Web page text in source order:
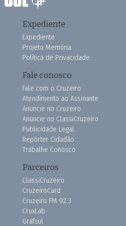
Expediente
Expediente
Projeto Memória
Política de Privacidade
Fale conosco
Fale com o Cruzeiro
Atendimento ao Assinante
Anuncie no Cruzeiro
Anuncie no ClassiCruzeiro
Publicidade Legal
Repórter Cidadão
Trabalhe Conosco
Parceiros
ClassiCruzeiro
CruzeiroCard
Cruzeiro FM 92.3
CruxLab
Grafsul